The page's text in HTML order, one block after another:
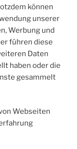
können
unserer
Werbung und
führen diese
Daten
haben oder die
gesammelt
Webseiten